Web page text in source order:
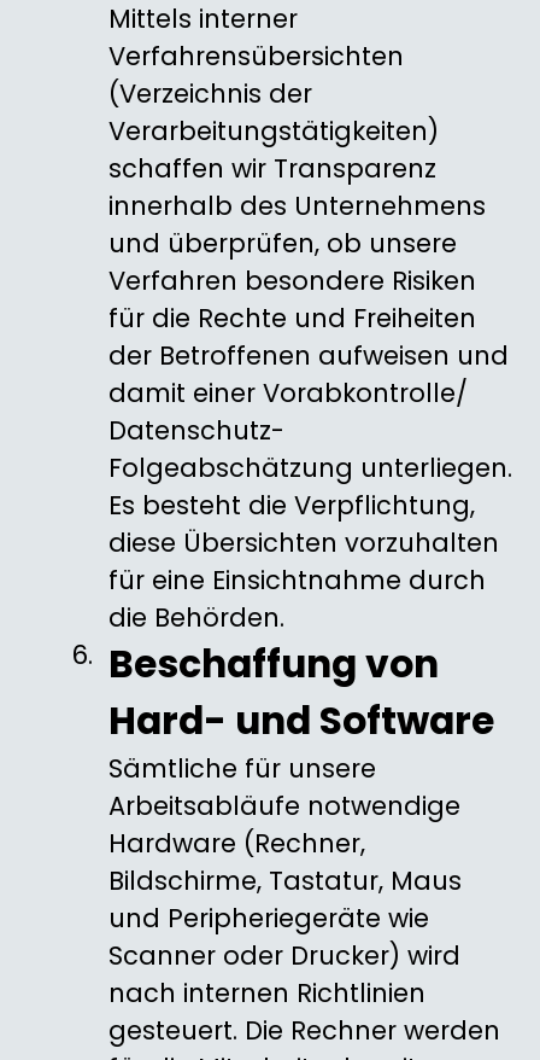
Mittels interner
Verfahrensübersichten
(Verzeichnis der
Verarbeitungstätigkeiten)
schaffen wir Transparenz
innerhalb des Unternehmens
und überprüfen, ob unsere
Verfahren besondere Risiken
für die Rechte und Freiheiten
der Betroffenen aufweisen und
damit einer Vorabkontrolle/
Datenschutz-
Folgeabschätzung unterliegen.
Es besteht die Verpflichtung,
diese Übersichten vorzuhalten
für eine Einsichtnahme durch
die Behörden.
Beschaffung von
Hard- und Software
Sämtliche für unsere
Arbeitsabläufe notwendige
Hardware (Rechner,
Bildschirme, Tastatur, Maus
und Peripheriegeräte wie
Scanner oder Drucker) wird
nach internen Richtlinien
gesteuert. Die Rechner werden